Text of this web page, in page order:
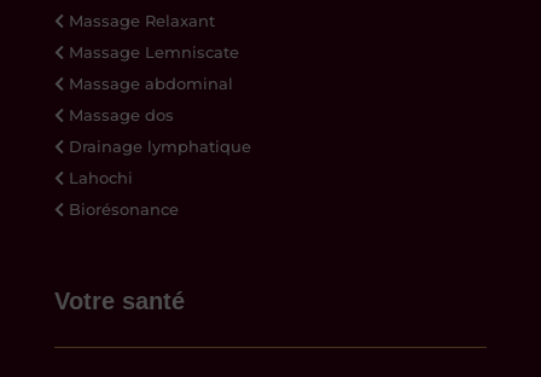
Massage Relaxant
Massage Lemniscate
Massage abdominal
Massage dos
Drainage lymphatique
Lahochi
Biorésonance
Votre santé